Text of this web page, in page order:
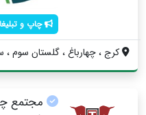
چاپ و
کرج ، چهارباغ ، گلستان سوم ،
مجتمع